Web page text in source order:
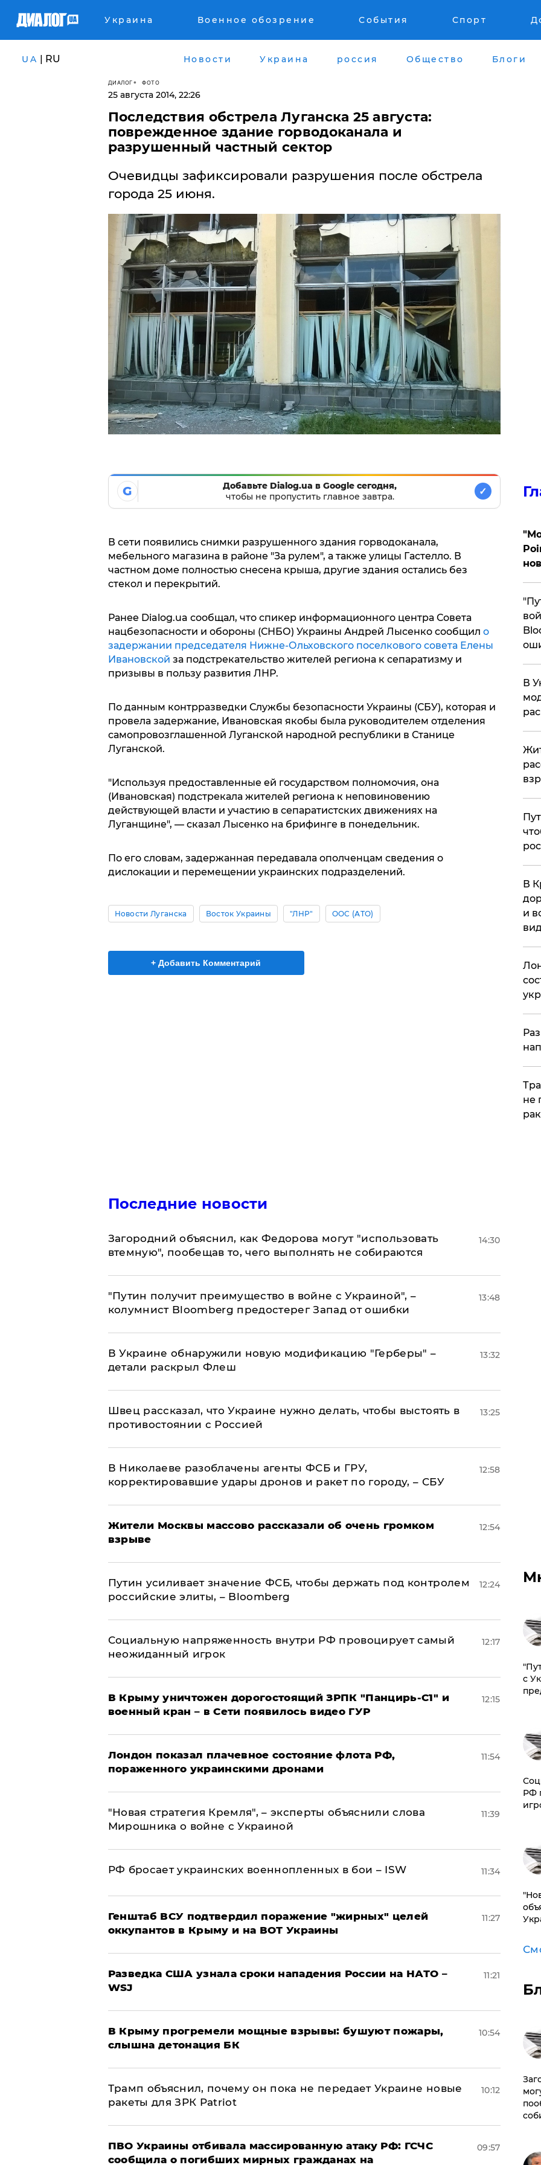
Украина Военное обозрение События Спорт
UA | RU Новости Украина россия Общество Блоги
ДИАЛОГ ФОТО
25 августа 2014, 22:26
Последствия обстрела Луганска 25 августа:
поврежденное здание горводоканала и
разрушенный частный сектор
Очевидцы зафиксировали разрушения после обстрела
города 25 июня.
G
Добавьте Dialog.ua в Google сегодня,
чтобы не пропустить главное завтра.
✓
В сети появились снимки разрушенного здания горводоканала,
мебельного магазина в районе "За рулем", а также улицы Гастелло. В
частном доме полностью снесена крыша, другие здания остались без
стекол и перекрытий.
Ранее Dialog.ua сообщал, что спикер информационного центра Совета
нацбезопасности и обороны (СНБО) Украины Андрей Лысенко сообщил о
задержании председателя Нижне-Ольховского поселкового совета Елены
Ивановской за подстрекательство жителей региона к сепаратизму и
призывы в пользу развития ЛНР.
По данным контрразведки Службы безопасности Украины (СБУ), которая и
провела задержание, Ивановская якобы была руководителем отделения
самопровозглашенной Луганской народной республики в Станице
Луганской.
"Используя предоставленные ей государством полномочия, она
(Ивановская) подстрекала жителей региона к неповиновению
действующей власти и участию в сепаратистских движениях на
Луганщине", — сказал Лысенко на брифинге в понедельник.
По его словам, задержанная передавала ополченцам сведения о
дислокации и перемещении украинских подразделений.
Новости Луганска Восток Украины "ЛНР" ООС (АТО)
+ Добавить Комментарий
Последние новости
Загородний объяснил, как Федорова могут "использовать
втемную", пообещав то, чего выполнять не собираются
14:30
"Путин получит преимущество в войне с Украиной", –
колумнист Bloomberg предостерег Запад от ошибки
13:48
В Украине обнаружили новую модификацию "Герберы" –
детали раскрыл Флеш
13:32
Швец рассказал, что Украине нужно делать, чтобы выстоять в
противостоянии с Россией
13:25
В Николаеве разоблачены агенты ФСБ и ГРУ,
корректировавшие удары дронов и ракет по городу, – СБУ
12:58
Жители Москвы массово рассказали об очень громком
взрыве
12:54
Путин усиливает значение ФСБ, чтобы держать под контролем
российские элиты, – Bloomberg
12:24
Социальную напряженность внутри РФ провоцирует самый
неожиданный игрок
12:17
В Крыму уничтожен дорогостоящий ЗРПК "Панцирь-С1" и
военный кран – в Сети появилось видео ГУР
12:15
Лондон показал плачевное состояние флота РФ,
пораженного украинскими дронами
11:54
"Новая стратегия Кремля", – эксперты объяснили слова
Мирошника о войне с Украиной
11:39
РФ бросает украинских военнопленных в бои – ISW 11:34
Генштаб ВСУ подтвердил поражение "жирных" целей
оккупантов в Крыму и на ВОТ Украины
11:27
Разведка США узнала сроки нападения России на НАТО –
WSJ
11:21
В Крыму прогремели мощные взрывы: бушуют пожары,
слышна детонация БК
10:54
Трамп объяснил, почему он пока не передает Украине новые
ракеты для ЗРК Patriot
10:12
ПВО Украины отбивала массированную атаку РФ: ГСЧС
сообщила о погибших мирных гражданах на
09:57
В
В
и
не
с
РФ